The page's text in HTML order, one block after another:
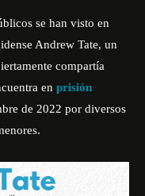
se han visto en
Andrew Tate, un
compartía
en prisión
de 2022 por diversos